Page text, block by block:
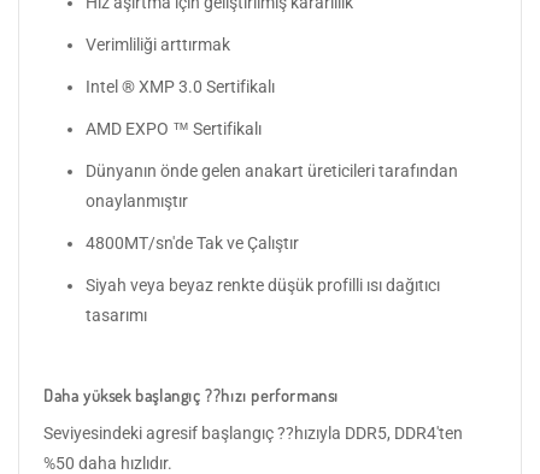
Verimliliği arttırmak
Intel ® XMP 3.0 Sertifikalı
AMD EXPO ™ Sertifikalı
Dünyanın önde gelen anakart üreticileri tarafından
onaylanmıştır
4800MT/sn'de Tak ve Çalıştır
Siyah veya beyaz renkte düşük profilli ısı dağıtıcı
tasarımı
Daha yüksek başlangıç ??hızı performansı
Seviyesindeki agresif başlangıç ??hızıyla DDR5, DDR4'ten
%50 daha hızlıdır.